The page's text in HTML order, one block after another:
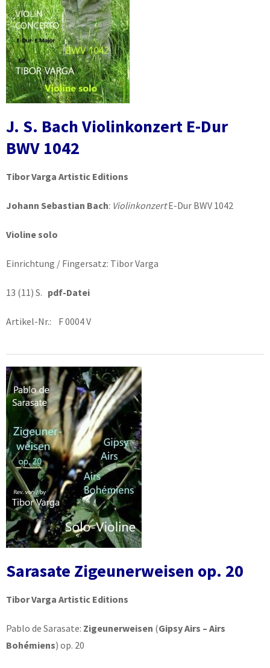
J. S. Bach Violinkonzert E-Dur
BWV 1042
Tibor Varga Artistic Editions
Johann Sebastian Bach: ViolinkonzertE-Dur BWV 1042
Violine solo
Einrichtung / Fingersatz: Tibor Varga
13 (11) S. pdf-Datei
Artikel-Nr.: F 0004 V
Sarasate Zigeunerweisen op. 20
Tibor Varga Artistic Editions
Pablo de Sarasate: Zigeunerweisen (Gipsy Airs – Airs
Bohémiens) op. 20